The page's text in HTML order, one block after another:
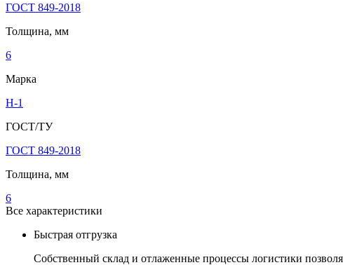
ГОСТ 849-2018
Толщина, мм
6
Марка
Н-1
ГОСТ/ТУ
ГОСТ 849-2018
Толщина, мм
6
Все характеристики
Быстрая отгрузка
Собственный склад и отлаженные процессы логистики